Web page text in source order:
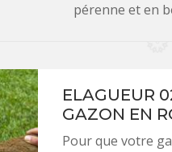
pérenne et en
ELAGUEUR
GAZON EN
Pour que votre